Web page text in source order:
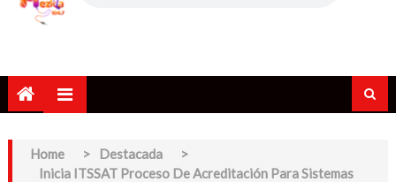
Home > Destacada
>
Inicia ITSSAT Proceso De Acreditación Para Sistemas